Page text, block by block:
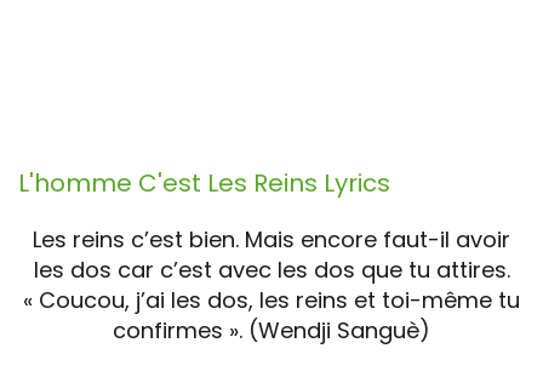
L'homme C'est Les Reins Lyrics
Les reins c’est bien. Mais encore faut-il avoir
les dos car c’est avec les dos que tu attires.
« Coucou, j’ai les dos, les reins et toi-même tu
confirmes ». (Wendji Sanguè)